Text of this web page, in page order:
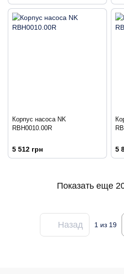
Корпус насоса NK
RBH0010.00R
5 512 грн 5
Показать еще
Назад 1 из 19